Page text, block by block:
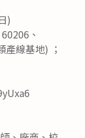
)
、
線基地) ；